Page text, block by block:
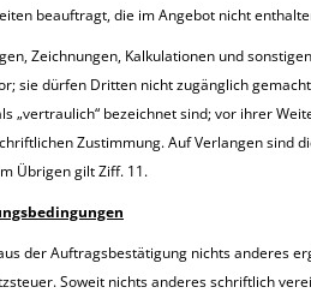
beauftragt, die im Angebot nicht
Zeichnungen, Kalkulationen und
sie dürfen Dritten nicht zugänglich
„vertraulich“ bezeichnet sind; vor ihrer
Zustimmung. Auf Verlangen sind
Übrigen gilt Ziff. 11.
der Auftragsbestätigung nichts anderes
Soweit nichts anderes schriftlich